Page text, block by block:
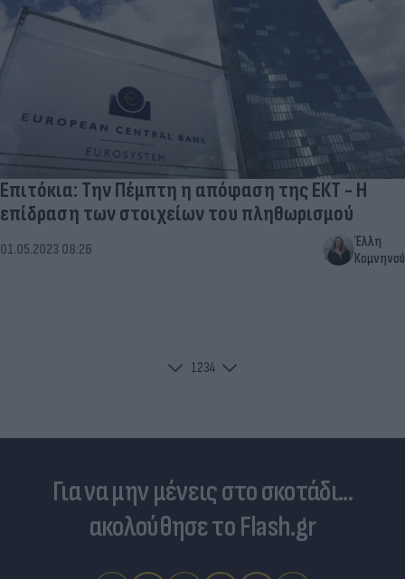
Επιτόκια: Την Πέμπτη η απόφαση της ΕΚΤ - Η
επίδραση των στοιχείων του πληθωρισμού
01.05.2023 08:26
Έλλη
Κομνηνού
1234
Για να μην μένεις στο σκοτάδι...
ακολούθησε το Flash.gr